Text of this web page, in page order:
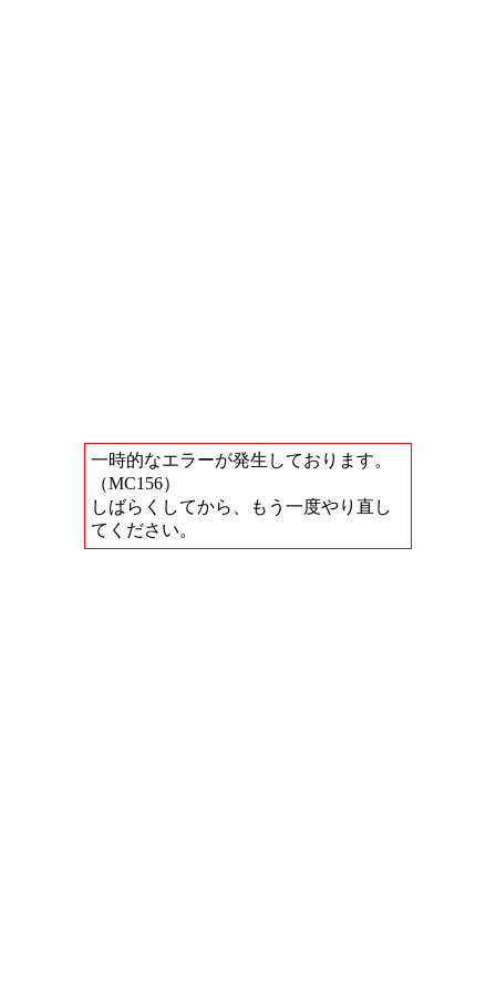
一時的なエラーが発生しております。
（MC156）
しばらくしてから、もう一度やり直し
てください。